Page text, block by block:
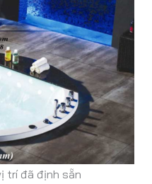
trí đã định sẵn